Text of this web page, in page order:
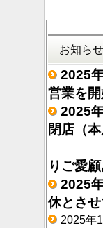
お知らせ
2025
営業を開
2025
閉店（
13
りご愛
2025
休とさせ
2025年